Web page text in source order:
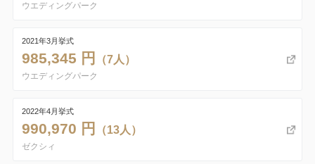
ウエディングパーク
2021年3月挙式
985,345 円 （7人）
ウエディングパーク
2022年4月挙式
990,970 円 （13人）
ゼクシィ